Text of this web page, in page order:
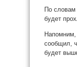
По словам
будет
Напомним,
сообщил,
будет